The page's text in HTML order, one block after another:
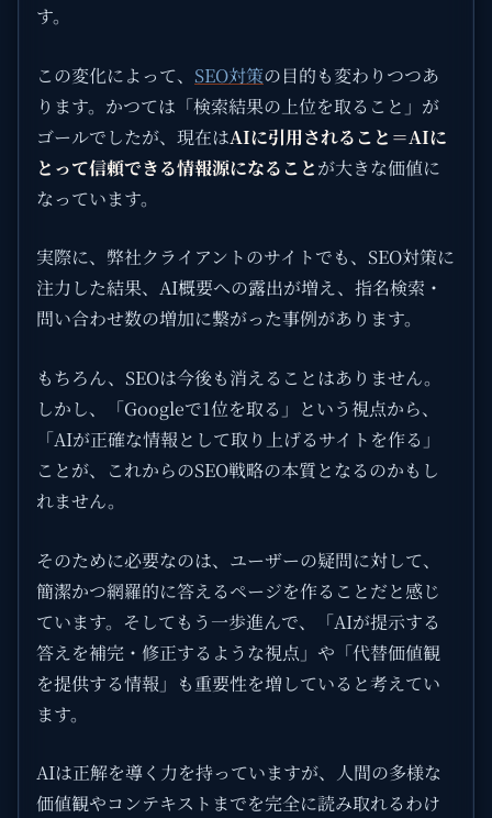
す。
この変化によって、 SEO対策の目的も変わりつつあ
ります。かつては「検索結果の上位を取ること」が
ゴールでしたが、現在はAIに引用されること＝AIに
とって信頼できる情報源になることが大きな価値に
なっています。
実際に、弊社クライアントのサイトでも、SEO対策に
注力した結果、AI概要への露出が増え、指名検索・
問い合わせ数の増加に繋がった事例があります。
もちろん、SEOは今後も消えることはありません。
しかし、「Googleで1位を取る」という視点から、
「AIが正確な情報として取り上げるサイトを作る」
ことが、これからのSEO戦略の本質となるのかもし
れません。
そのために必要なのは、ユーザーの疑問に対して、
簡潔かつ網羅的に答えるページを作ることだと感じ
ています。そしてもう一歩進んで、「AIが提示する
答えを補完・修正するような視点」や「代替価値観
を提供する情報」も重要性を増していると考えてい
ます。
AIは正解を導く力を持っていますが、人間の多様な
価値観やコンテキストまでを完全に読み取れるわけ